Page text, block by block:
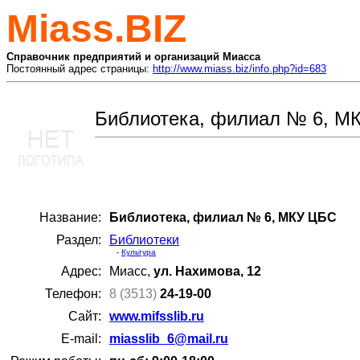
Miass.BIZ
Справочник предприятий и организаций Миасса
Постоянный адрес страницы: http://www.miass.biz/info.php?id=683
Библиотека, филиал № 6,
Название:
Библиотека, филиал № 6, МКУ ЦБС
Раздел:
Библиотеки
- Культура
Адрес: Миасс, ул. Нахимова, 12
Телефон:
8 (3513) 24-19-00
Сайт:
www.mifsslib.ru
E-mail:
miasslib_6@mail.ru